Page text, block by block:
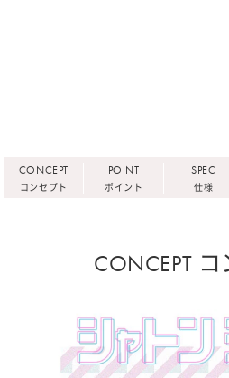
CONCEPT
コンセプト
POINT
ポイント
SPEC
仕様
CONCEPT